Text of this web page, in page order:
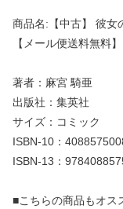
商品名:【中古】 彼女
【メール便送料無料】
著者：麻宮 騎亜
出版社：集英社
サイズ：コミック
ISBN-10：
ISBN-13：
■こちらの商品もオス